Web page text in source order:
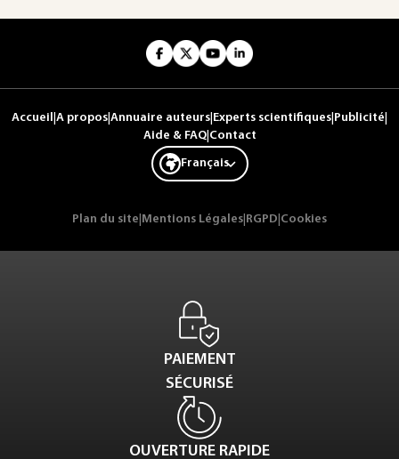
Accueil A propos Annuaire auteurs Experts scientifiques Publicité
Aide & FAQ| Contact
Français
Plan du site Mentions Légales RGPD Cookies
PAIEMENT
SÉCURISÉ
OUVERTURE RAPIDE